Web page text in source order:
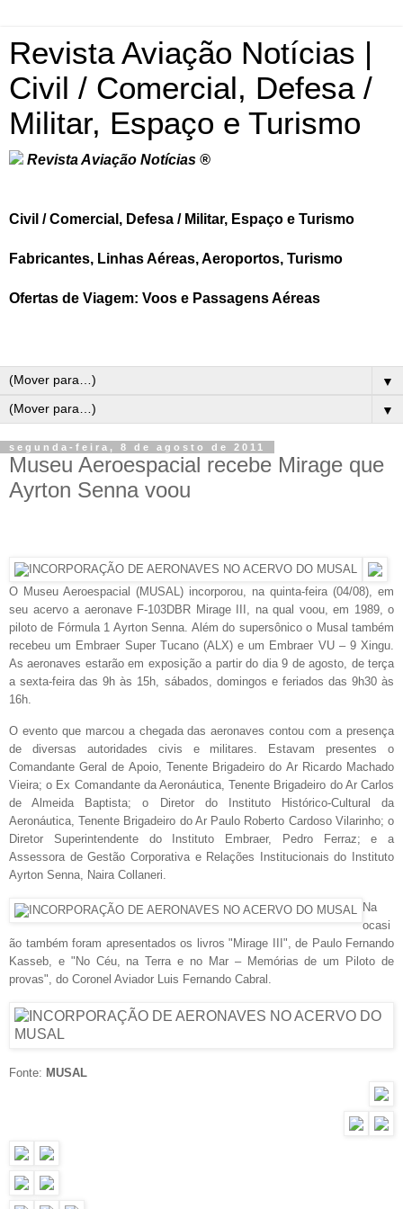
Revista Aviação Notícias |
Civil / Comercial, Defesa /
Militar, Espaço e Turismo
Revista Aviação Notícias ®
Civil / Comercial, Defesa / Militar, Espaço e Turismo
Fabricantes, Linhas Aéreas, Aeroportos, Turismo
Ofertas de Viagem: Voos e Passagens Aéreas
▼
▼
segunda-feira, 8 de agosto de 2011
Museu Aeroespacial recebe Mirage que
Ayrton Senna voou
O Museu Aeroespacial (MUSAL) incorporou, na quinta-feira (04/08), em
seu acervo a aeronave F-103DBR Mirage III, na qual voou, em 1989, o
piloto de Fórmula 1 Ayrton Senna. Além do supersônico o Musal também
recebeu um Embraer Super Tucano (ALX) e um Embraer VU – 9 Xingu.
As aeronaves estarão em exposição a partir do dia 9 de agosto, de terça
a sexta-feira das 9h às 15h, sábados, domingos e feriados das 9h30 às
16h.
O evento que marcou a chegada das aeronaves contou com a presença
de diversas autoridades civis e militares. Estavam presentes o
Comandante Geral de Apoio, Tenente Brigadeiro do Ar Ricardo Machado
Vieira; o Ex Comandante da Aeronáutica, Tenente Brigadeiro do Ar Carlos
de Almeida Baptista; o Diretor do Instituto Histórico-Cultural da
Aeronáutica, Tenente Brigadeiro do Ar Paulo Roberto Cardoso Vilarinho; o
Diretor Superintendente do Instituto Embraer, Pedro Ferraz; e a
Assessora de Gestão Corporativa e Relações Institucionais do Instituto
Ayrton Senna, Naira Collaneri.
Na
ocasi
ão também foram apresentados os livros "Mirage III", de Paulo Fernando
Kasseb, e "No Céu, na Terra e no Mar – Memórias de um Piloto de
provas", do Coronel Aviador Luis Fernando Cabral.
Fonte: MUSAL